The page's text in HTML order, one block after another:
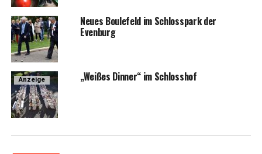
Neu­es Bou­le­feld im Schloss­park der
Evenburg
Anzeige „Wei­ßes Din­ner“ im Schlosshof